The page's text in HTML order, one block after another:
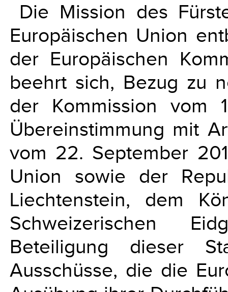
Die Mission des
Europäischen Union
der Europäischen
beehrt sich, Bezug zu
der Kommission vom
Übereinstimmung mit
vom 22. September
Union sowie der
Liechtenstein, dem
Schweizerischen
Beteiligung dieser
Ausschüsse, die die